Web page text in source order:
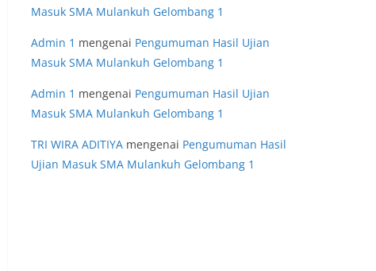
Masuk SMA Mulankuh Gelombang 1
Admin 1 mengenai Pengumuman Hasil Ujian
Masuk SMA Mulankuh Gelombang 1
Admin 1 mengenai Pengumuman Hasil Ujian
Masuk SMA Mulankuh Gelombang 1
TRI WIRA ADITIYA mengenai Pengumuman Hasil
Ujian Masuk SMA Mulankuh Gelombang 1